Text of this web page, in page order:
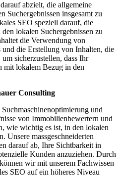
abzielt, die allgemeine
Suchergebnissen insgesamt zu
SEO speziell darauf, die
lokalen Suchergebnissen zu
die Verwendung von
die Erstellung von Inhalten, die
sicherzustellen, dass Ihr
mit lokalem Bezug in den
Consulting
und
von Immobilienbewertern und
wie wichtig es ist, in den lokalen
Unsere massgeschneiderten
darauf ab, Ihre Sichtbarkeit in
Kunden anzuziehen. Durch
wir mit unserem Fachwissen
SEO auf ein höheres Niveau